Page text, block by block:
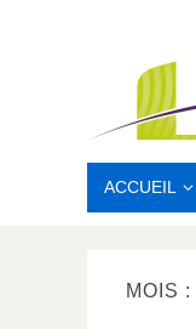
ACCUEIL
MOIS :